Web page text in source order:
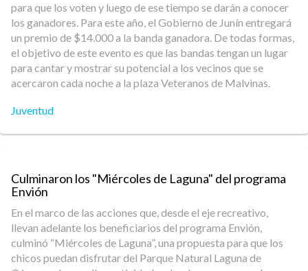
para que los voten y luego de ese tiempo se darán a conocer
los ganadores. Para este año, el Gobierno de Junín entregará
un premio de $14.000 a la banda ganadora. De todas formas,
el objetivo de este evento es que las bandas tengan un lugar
para cantar y mostrar su potencial a los vecinos que se
acercaron cada noche a la plaza Veteranos de Malvinas.
Juventud
Culminaron los "Miércoles de Laguna" del programa
Envión
En el marco de las acciones que, desde el eje recreativo,
llevan adelante los beneficiarios del programa Envión,
culminó “Miércoles de Laguna”, una propuesta para que los
chicos puedan disfrutar del Parque Natural Laguna de